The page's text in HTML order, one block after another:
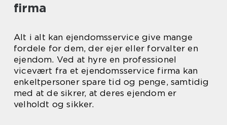
firma
Alt i alt kan ejendomsservice give mange
fordele for dem, der ejer eller forvalter en
ejendom. Ved at hyre en professionel
vicevært fra et ejendomsservice firma kan
enkeltpersoner spare tid og penge, samtidig
med at de sikrer, at deres ejendom er
velholdt og sikker.